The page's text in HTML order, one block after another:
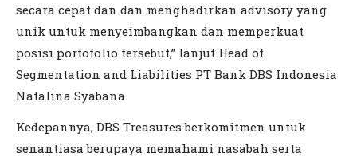
secara cepat dan dan menghadirkan advisory yang
unik untuk menyeimbangkan dan memperkuat
posisi portofolio tersebut,” lanjut Head of
Segmentation and Liabilities PT Bank DBS Indonesia
Natalina Syabana.
Kedepannya, DBS Treasures berkomitmen untuk
senantiasa berupaya memahami nasabah serta